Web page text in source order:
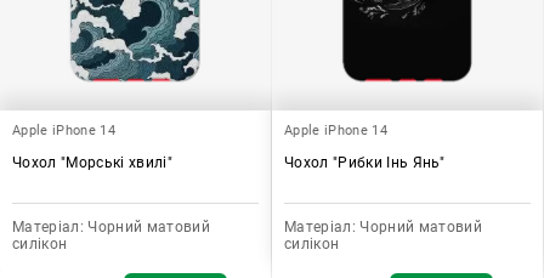
Apple iPhone 14
Чохол "Морські хвилі"
Матеріал: Чорний матовий
силікон
Apple iPhone 14
Чохол "Рибки Інь Янь"
Матеріал: Чорний матовий
силікон